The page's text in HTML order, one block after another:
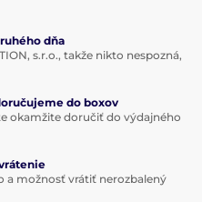
dňa
s.r.o., takže nikto nespozná,
do boxov
okamžite doručiť do výdajného
a možnosť vrátiť nerozbalený